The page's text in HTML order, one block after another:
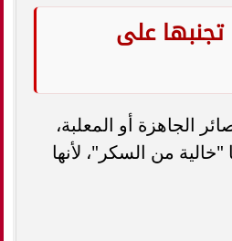
على
الجاهزة أو المعلبة،
من السكر"، لأنها